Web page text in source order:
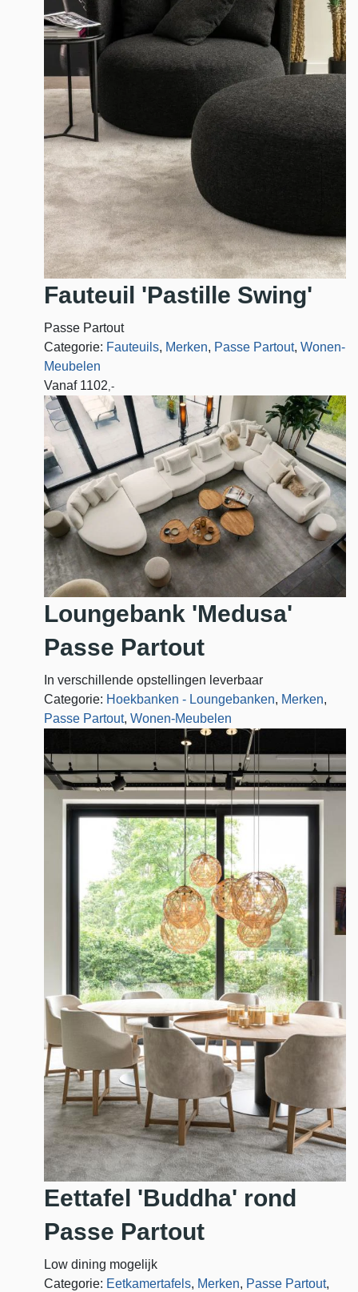
Fauteuil 'Pastille Swing'
Passe Partout
Categorie: Fauteuils, Merken, Passe Partout, Wonen-
Meubelen
Vanaf 1102,-
Loungebank 'Medusa'
Passe Partout
In verschillende opstellingen leverbaar
Categorie: Hoekbanken - Loungebanken, Merken,
Passe Partout, Wonen-Meubelen
Eettafel 'Buddha' rond
Passe Partout
Low dining mogelijk
Categorie: Eetkamertafels, Merken, Passe Partout,